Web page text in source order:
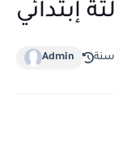
إبتدائي
Admin